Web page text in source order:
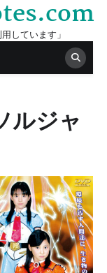
しています」
ルジャ